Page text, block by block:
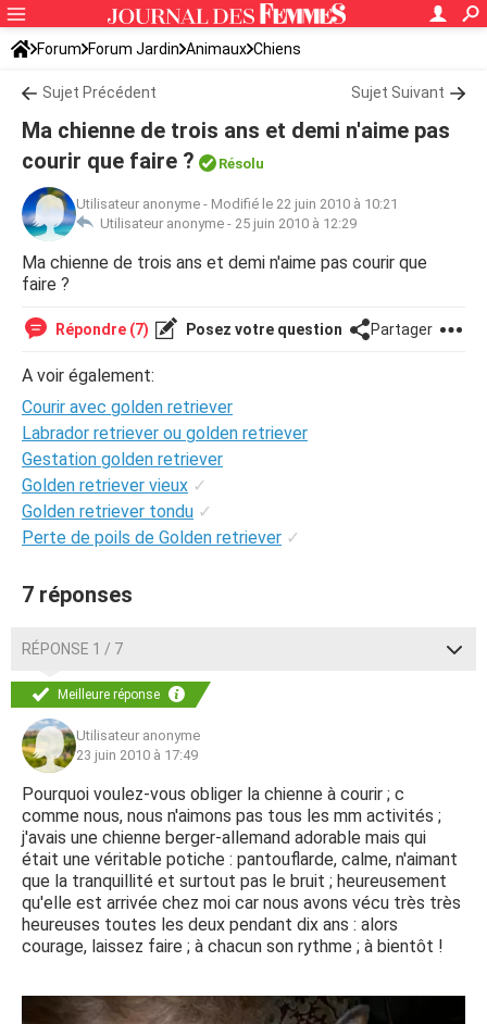
Forum Forum Jardin Animaux Chiens
Sujet Précédent Sujet Suivant
Ma chienne de trois ans et demi n'aime pas
courir que faire ?
Résolu
Utilisateur anonyme - Modifié le 22 juin 2010 à 10:21
Utilisateur anonyme - 25 juin 2010 à 12:29
Ma chienne de trois ans et demi n'aime pas courir que
faire ?
Répondre (7) Posez votre question Partager
A voir également:
Courir avec golden retriever
Labrador retriever ou golden retriever
Gestation golden retriever
Golden retriever vieux ✓
Golden retriever tondu ✓
Perte de poils de Golden retriever ✓
7 réponses
RÉPONSE 1 / 7
Meilleure réponse
Utilisateur anonyme
23 juin 2010 à 17:49
Pourquoi voulez-vous obliger la chienne à courir ; c
comme nous, nous n'aimons pas tous les mm activités ;
j'avais une chienne berger-allemand adorable mais qui
était une véritable potiche : pantouflarde, calme, n'aimant
que la tranquillité et surtout pas le bruit ; heureusement
qu'elle est arrivée chez moi car nous avons vécu très très
heureuses toutes les deux pendant dix ans : alors
courage, laissez faire ; à chacun son rythme ; à bientôt !